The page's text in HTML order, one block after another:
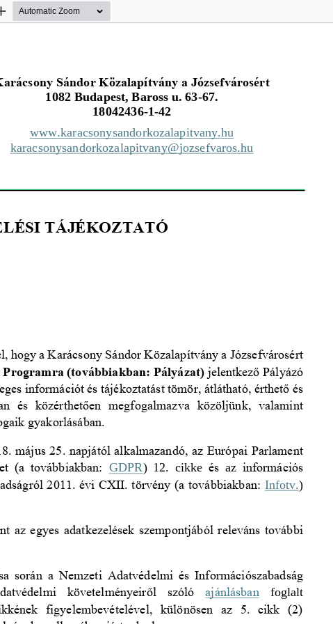
Zoom
Sándor Közalapítvány a Józsefvárosért
1082 Budapest, Baross u. 63-67.
18042436-1-42
www.karacsonysandorkozalapitvany.hu
karacsonysandorkozalapitvany@jozsefvaros.hu
TÁJÉKOZTATÓ
hogy a Karácsony Sándor Közalapítvány a Józsefvárosért
(továbbiakban: Pályázat) jelentkező Pályázó
információt és tájékoztatást tömör, átlátható, érthető és
és  közérthetően  megfogalmazva  közöljünk,  valamint
gyakorlásában.
május 25. napjától alkalmazandó, az Európai Parlament
(a továbbiakban: GDPR)  12.  cikke és az információs
2011. évi CXII. törvény (a továbbiakban: Infotv. )
az egyes adatkezelések szempontjából releváns további
során a Nemzeti Adatvédelmi és Információszabadság
követelményeiről  szóló ajánlásban
foglalt
figyelembevételével,  különösen  az  5.  cikk  (2)